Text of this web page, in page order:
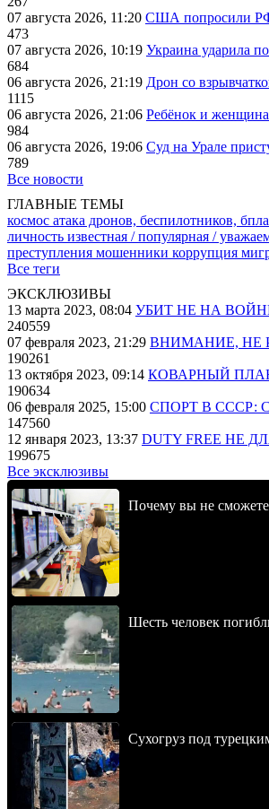
07 августа 2026, 11:20 США попросили РФ
473
07 августа 2026, 10:19 Украина ударила
684
06 августа 2026, 21:19 Дрон со
1115
06 августа 2026, 21:06 Ребёнок и
984
06 августа 2026, 19:06 Суд на Урале
789
Все новости
ГЛАВНЫЕ ТЕМЫ
космос атака дронов, беспилотников, бпла
личность известная / популярная /
преступления мошенники коррупция
Все теги
ЭКСКЛЮЗИВЫ
13 марта 2023, 08:04 УБИТ НЕ НА
240559
07 февраля 2023, 21:29 ВНИМАНИЕ, НЕ
190261
13 октября 2023, 09:14 КОВАРНЫЙ
190634
06 февраля 2025, 15:00 СПОРТ В СССР:
147560
12 января 2023, 13:37 DUTY FREE НЕ
199675
Все эксклюзивы
Почему вы не сможете
Шесть человек
Сухогруз под